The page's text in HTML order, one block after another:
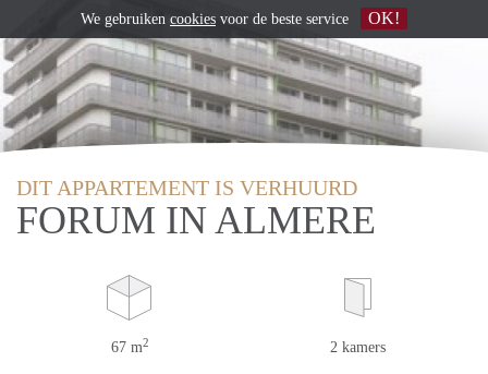
DIT APPARTEMENT IS VERHUURD
FORUM IN ALMERE
67 m2 2 kamers
We gebruiken cookies voor de beste service OK!